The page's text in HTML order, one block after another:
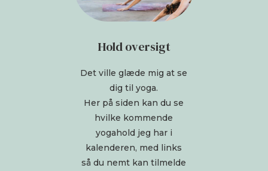
Hold oversigt
Det ville glæde mig at se
dig til yoga.
Her på siden kan du se
hvilke kommende
yogahold jeg har i
kalenderen, med links
så du nemt kan tilmelde